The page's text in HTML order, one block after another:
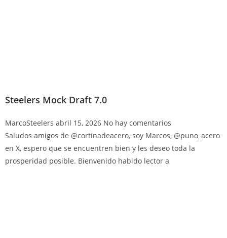
Steelers Mock Draft 7.0
MarcoSteelers abril 15, 2026 No hay comentarios
Saludos amigos de @cortinadeacero, soy Marcos, @puno_acero
en X, espero que se encuentren bien y les deseo toda la
prosperidad posible. Bienvenido habido lector a